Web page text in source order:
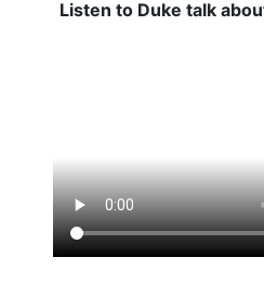
Listen to Duke talk